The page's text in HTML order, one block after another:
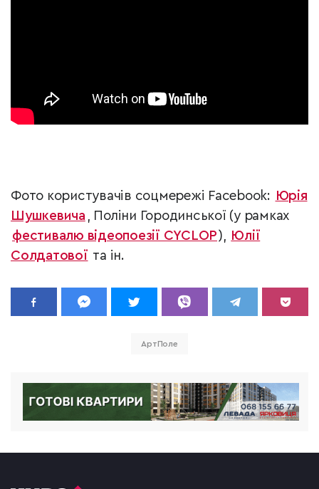
Фото користувачів соцмережі Facebook:
Юрія
Шушкевича , Поліни Городинської (у рамках
фестивалю відеопоезії CYCLOP ), Юлії
Солдатової та ін.
АртПоле